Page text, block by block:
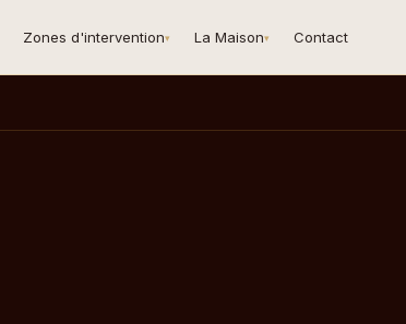
Zones d'intervention▾ La Maison▾ Contact